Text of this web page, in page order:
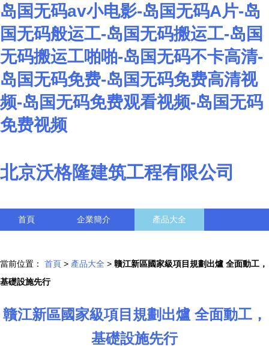
岛国无码av小电影-岛国无码A片-岛
国无码般运工-岛国无码搬运工-岛国
无码搬运工啪啪-岛国无码不卡高清-
岛国无码免费-岛国无码免费高清视
频-岛国无码免费观看视频-岛国无码
免费视频
北京沃格隆建筑工程有限公司
首頁 企業簡介 產品大全
當前位置： 首頁 > 產品大全 > 贛江新區國家級項目規劃出爐 全面動工，
基礎設施先行
贛江新區國家級項目規劃出爐 全面動工，
基礎設施先行